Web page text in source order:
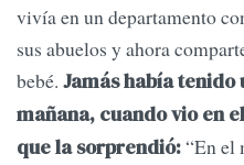
vivía en un departamento
sus abuelos y ahora
bebé. Jamás había tenido
mañana, cuando vio en
que la sorprendió:“En el